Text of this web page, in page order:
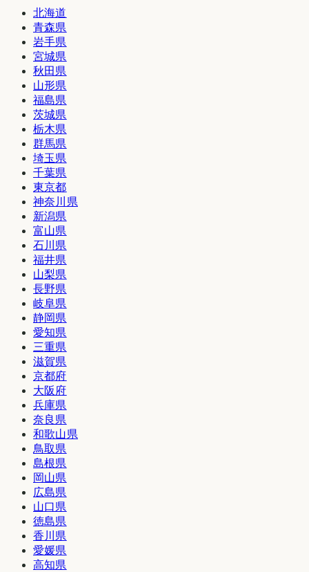
北海道
青森県
岩手県
宮城県
秋田県
山形県
福島県
茨城県
栃木県
群馬県
埼玉県
千葉県
東京都
神奈川県
新潟県
富山県
石川県
福井県
山梨県
長野県
岐阜県
静岡県
愛知県
三重県
滋賀県
京都府
大阪府
兵庫県
奈良県
和歌山県
鳥取県
島根県
岡山県
広島県
山口県
徳島県
香川県
愛媛県
高知県